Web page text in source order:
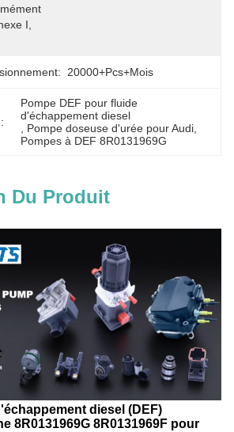
I,
20000+Pcs+mois
Pompe DEF pour fluide
d'échappement diesel
Pompe doseuse d'urée pour Audi
Pompes à DEF 8R0131969G
Du Produit
diesel (DEF)
8R0131969G 8R0131969F pour